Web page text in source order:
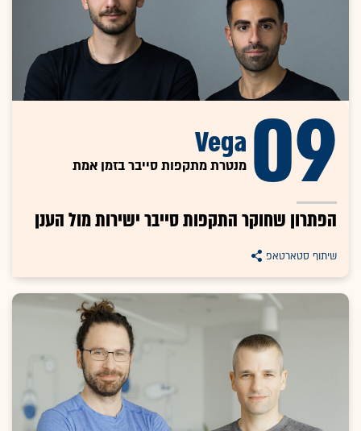
09
Vega
מנטרת מתקפות סייבר בזמן אמת
הפתרון שחוקר התקפות סייבר ישירות מול הענן
שיתוף סטארטאפ